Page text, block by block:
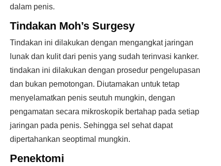
dalam penis.
Tindakan Moh’s Surgesy
Tindakan ini dilakukan dengan mengangkat jaringan
lunak dan kulit dari penis yang sudah terinvasi kanker.
tindakan ini dilakukan dengan prosedur pengelupasan
dan bukan pemotongan. Diutamakan untuk tetap
menyelamatkan penis seutuh mungkin, dengan
pengamatan secara mikroskopik bertahap pada setiap
jaringan pada penis. Sehingga sel sehat dapat
dipertahankan seoptimal mungkin.
Penektomi